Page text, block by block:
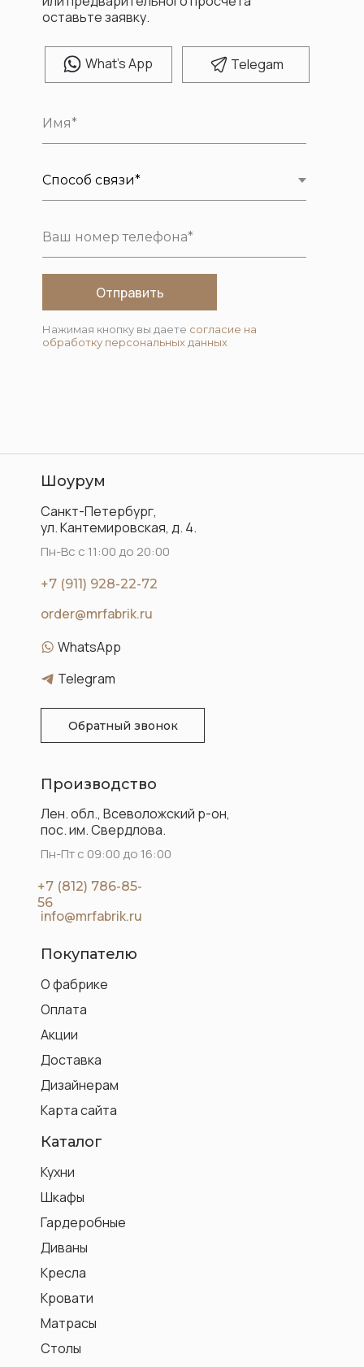
What's App Telegam
оставьте заявку.
Отправить
Нажимая кнопку вы даете согласие на
обработку персональных данных
order@mrfabrik.ru
Санкт-Петербург,
ул. Кантемировская, д. 4.
Акции
Оплата
Доставка
О фабрике
Производство
Шоурум
Покупателю
Каталог
+7 (812) 786-85-
56
+7 (911) 928-22-72
Пн-Вс с 11:00 до 20:00
Пн-Пт с 09:00 до 16:00
Карта сайта
Дизайнерам
Кресла
Кровати
Диваны
Шкафы
Гардеробные
Кухни
WhatsApp
Telegram
Лен. обл., Всеволожский р-он,
пос. им. Свердлова.
info@mrfabrik.ru
Столы
Матрасы
Обратный звонок